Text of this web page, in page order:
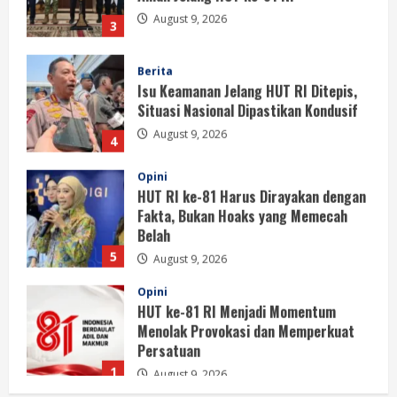
3 August 9, 2026
4
Berita
Isu Keamanan Jelang HUT RI Ditepis,
Situasi Nasional Dipastikan Kondusif
August 9, 2026
5
Opini
HUT RI ke-81 Harus Dirayakan dengan
Fakta, Bukan Hoaks yang Memecah
Belah
August 9, 2026
1
Opini
HUT ke-81 RI Menjadi Momentum
Menolak Provokasi dan Memperkuat
Persatuan
August 9, 2026